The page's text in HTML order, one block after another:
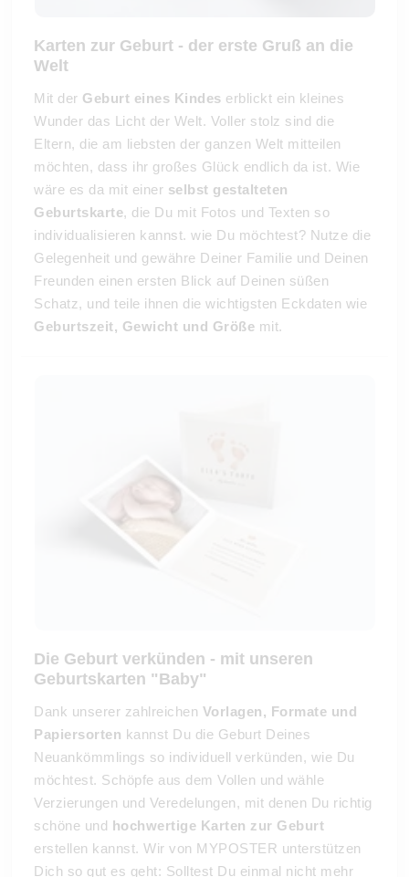
Karten zur Geburt - der erste Gruß an die
Welt
Mit der Geburt eines Kindes erblickt ein kleines
Wunder das Licht der Welt. Voller stolz sind die
Eltern, die am liebsten der ganzen Welt mitteilen
möchten, dass ihr großes Glück endlich da ist. Wie
wäre es da mit einer selbst gestalteten
Geburtskarte, die Du mit Fotos und Texten so
individualisieren kannst. wie Du möchtest? Nutze die
Gelegenheit und gewähre Deiner Familie und Deinen
Freunden einen ersten Blick auf Deinen süßen
Schatz, und teile ihnen die wichtigsten Eckdaten wie
Geburtszeit, Gewicht und Größe mit.
Die Geburt verkünden - mit unseren
Geburtskarten "Baby"
Dank unserer zahlreichen Vorlagen, Formate und
Papiersorten kannst Du die Geburt Deines
Neuankömmlings so individuell verkünden, wie Du
möchtest. Schöpfe aus dem Vollen und wähle
Verzierungen und Veredelungen, mit denen Du richtig
schöne und hochwertige Karten zur Geburt
erstellen kannst. Wir von MYPOSTER unterstützen
Dich so gut es geht: Solltest Du einmal nicht mehr